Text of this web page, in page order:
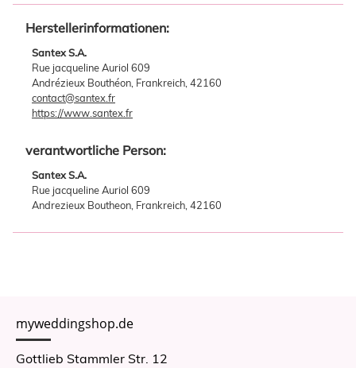
Herstellerinformationen:
Santex S.A.
Rue jacqueline Auriol 609
Andrézieux Bouthéon, Frankreich, 42160
contact@santex.fr
https://www.santex.fr
verantwortliche Person:
Santex S.A.
Rue jacqueline Auriol 609
Andrezieux Boutheon, Frankreich, 42160
myweddingshop.de
Gottlieb Stammler Str. 12